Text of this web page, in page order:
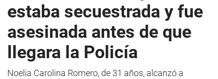
estaba secuestrada y fue
asesinada antes de que
llegara la Policía
Noelia Carolina Romero, de 31 años, alcanzó a